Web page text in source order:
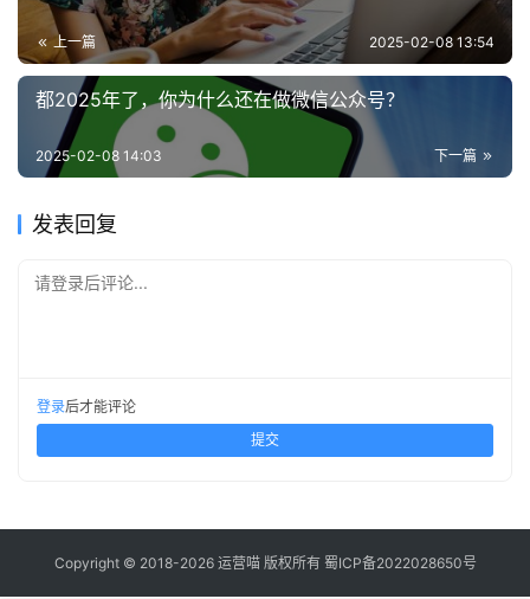
上一篇 2025-02-08 13:54
都2025年了，你为什么还在做微信公众号？
下一篇
2025-02-08 14:03
发表回复
请登录后评论...
登录后才能评论
提交
Copyright © 2018-2026 运营喵 版权所有 蜀ICP备2022028650号